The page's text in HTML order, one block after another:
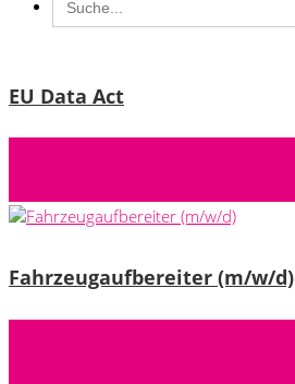
for:
EU Data Act
Fahrzeugaufbereiter (m/w/d)